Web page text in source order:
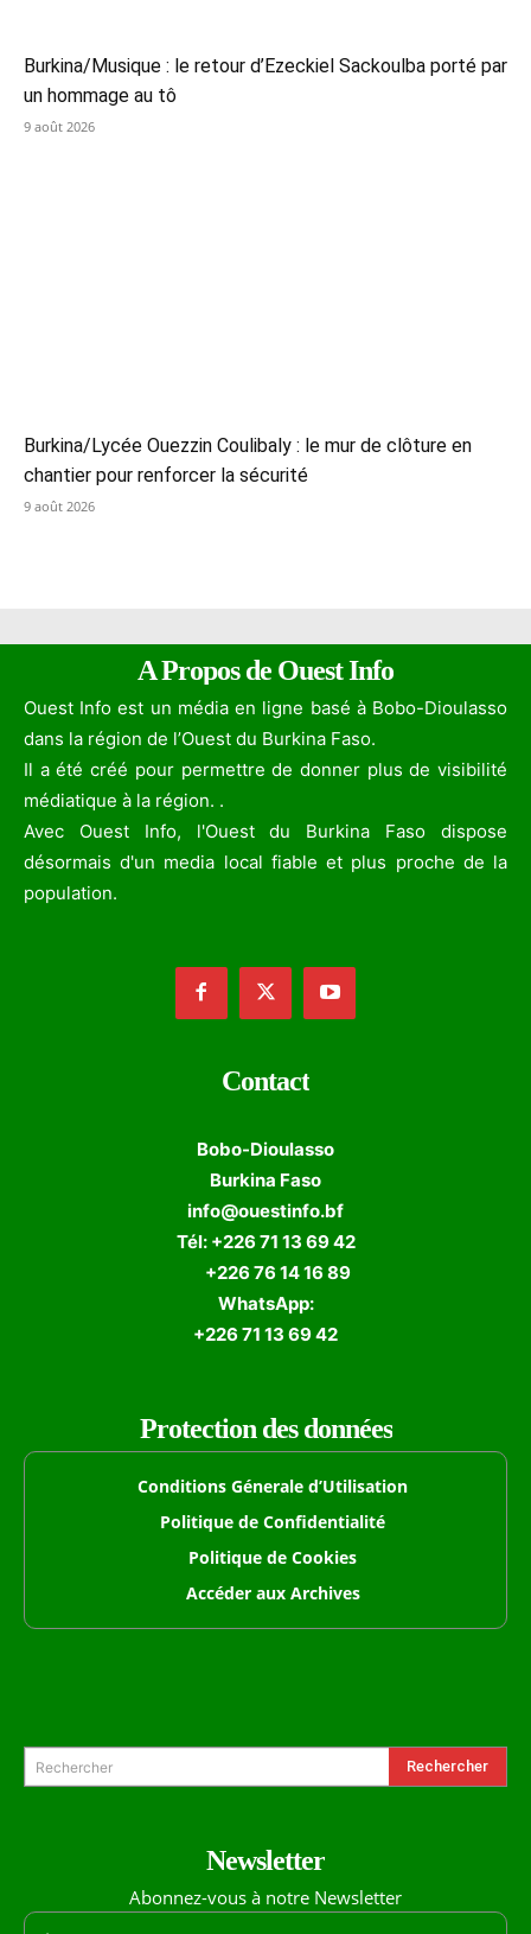
Burkina/Musique : le retour d’Ezeckiel Sackoulba porté par
un hommage au tô
9 août 2026
Burkina/Lycée Ouezzin Coulibaly : le mur de clôture en
chantier pour renforcer la sécurité
9 août 2026
A Propos de Ouest Info
Ouest Info est un média en ligne basé à Bobo-Dioulasso
dans la région de l’Ouest du Burkina Faso.
Il a été créé pour permettre de donner plus de visibilité
médiatique à la région. .
Avec Ouest Info, l'Ouest du Burkina Faso dispose
désormais d'un media local fiable et plus proche de la
population.
Contact
Bobo-Dioulasso
Burkina Faso
info@ouestinfo.bf
Tél: +226 71 13 69 42
+226 76 14 16 89
WhatsApp:
+226 71 13 69 42
Protection des données
Conditions Génerale d’Utilisation
Politique de Confidentialité
Politique de Cookies
Accéder aux Archives
Rechercher Rechercher
Newsletter
Abonnez-vous à notre Newsletter